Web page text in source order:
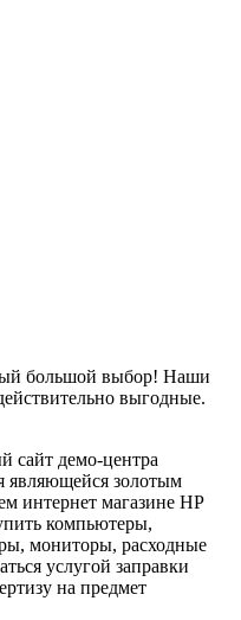
большой выбор! Наши
выгодные.
сайт демо-центра
являющейся золотым
интернет магазине HP
компьютеры,
мониторы, расходные
услугой заправки
на предмет